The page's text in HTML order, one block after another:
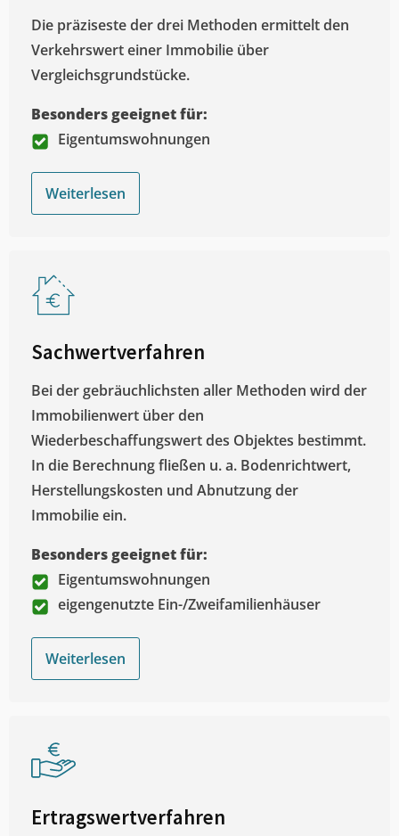
Die präziseste der drei Methoden ermittelt den
Verkehrswert einer Immobilie über
Vergleichsgrundstücke.
Besonders geeignet für:
Eigentumswohnungen
Weiterlesen
Sachwertverfahren
Bei der gebräuchlichsten aller Methoden wird der
Immobilienwert über den
Wiederbeschaffungswert des Objektes bestimmt.
In die Berechnung fließen u. a. Bodenrichtwert,
Herstellungskosten und Abnutzung der
Immobilie ein.
Besonders geeignet für:
Eigentumswohnungen
eigengenutzte Ein-/Zweifamilienhäuser
Weiterlesen
Ertragswertverfahren